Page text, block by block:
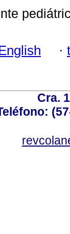
·
Cra.